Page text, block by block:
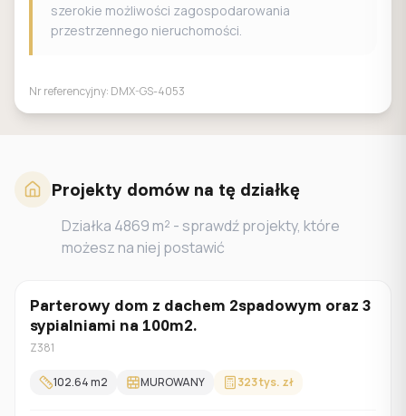
szerokie możliwości zagospodarowania
przestrzennego nieruchomości.
Nr referencyjny: DMX-GS-4053
Projekty domów na tę działkę
Działka 4869 m² - sprawdź projekty, które
możesz na niej postawić
Parterowy
Parterowy dom z dachem 2spadowym oraz 3
sypialniami na 100m2.
Z381
102.64m2 MUROWANY 323 tys. zł